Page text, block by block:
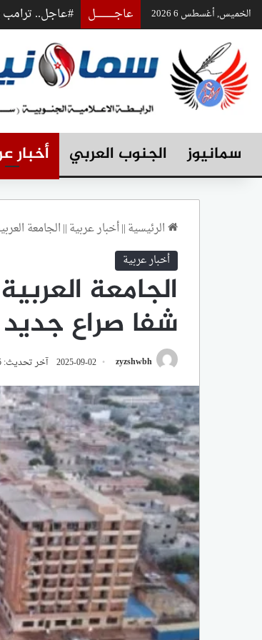
الخميس, أغسطس 6 2026 عاجـــــــــــــل #عاجل..
سمانيوز الجنوب العربي أخبار
الرئيسية||أخبار عربية||الجامعة
أخبار عربية
الجامعة
شفا صراع جديد
zyzshwbh
2025-09-02 آخر تحديث: 2025-09-02